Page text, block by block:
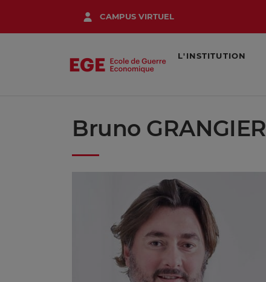
contenu
CAMPUS VIRTUEL
L'INSTITUTION
Bruno GRANGIER